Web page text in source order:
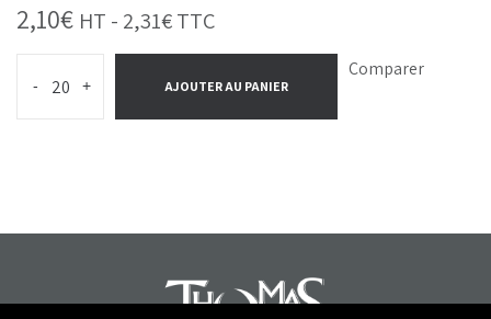
2,10€ HT - 2,31€TTC
- + AJOUTER AU PANIER
Comparer